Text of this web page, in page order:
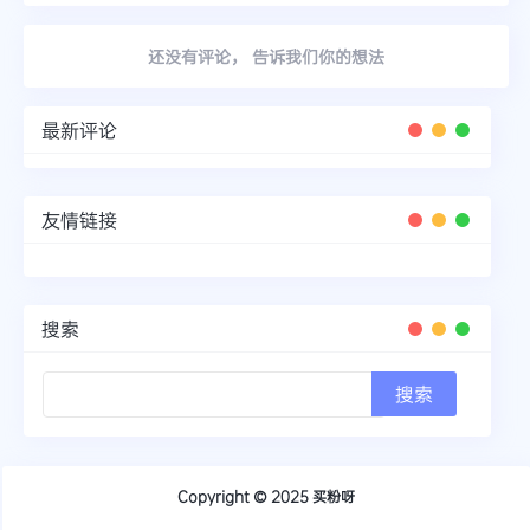
还没有评论， 告诉我们你的想法
最新评论
友情链接
搜索
Copyright © 2025买粉呀